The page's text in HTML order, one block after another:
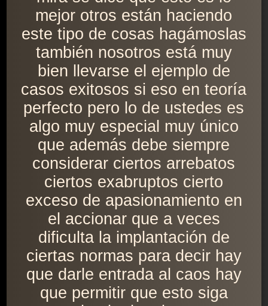
mejor otros están haciendo
este tipo de cosas hagámoslas
también nosotros está muy
bien llevarse el ejemplo de
casos exitosos si eso en teoría
perfecto pero lo de ustedes es
algo muy especial muy único
que además debe siempre
considerar ciertos arrebatos
ciertos exabruptos cierto
exceso de apasionamiento en
el accionar que a veces
dificulta la implantación de
ciertas normas para decir hay
que darle entrada al caos hay
que permitir que esto siga